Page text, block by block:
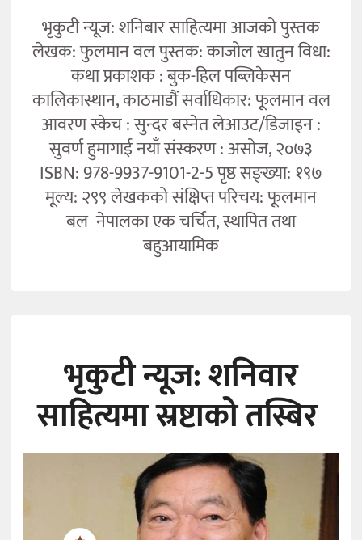
भृकुटी न्यूज: शनिबार साहित्यमा आजको पुस्तक
लेखक: फुलमान वल पुस्तक: काजोल खातुन विधा:
कथा प्रकाशक : बुक-हिल पब्लिकेसन
कालिकास्थान, काठमाडौं सर्वाधिकार: फूलमान वल
आवरण स्केच : सुन्दर बस्नेत लेआउट/डिजाइन :
सुवर्ण हुमागाई नयाँ संस्करण : असोज, २०७३
ISBN: 978-9937-9101-2-5 पृष्ठ सङ्ख्या: १९७
मूल्य: २९९ लेखकको संक्षिप्त परिचय: फूलमान
बल नेपालका एक चर्चित, स्थापित तथा
बहुआयामिक
भृकुटी न्यूज: शनिवार
साहित्यमा स्रष्टाको तस्बिर